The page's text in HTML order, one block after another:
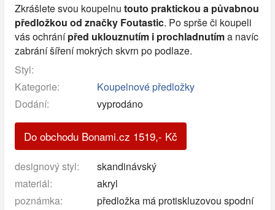
Zkrášlete svou koupelnu touto praktickou a půvabnou
předložkou od značky Foutastic. Po sprše či koupeli
vás ochránípřed uklouznutím i prochladnutíma navíc
zabrání šíření mokrých skvrn po podlaze.
Styl:
Kategorie:
Koupelnové předložky
Dodání:
vyprodáno
Do obchodu Bonami.cz 1519,- Kč
designový styl:
skandinávský
materiál:
akryl
poznámka:
předložka má protiskluzovou spodní